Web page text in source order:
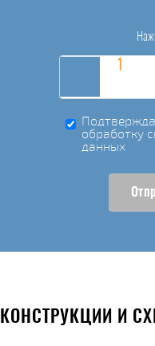
обработку
данных
КОНСТРУКЦИИ И